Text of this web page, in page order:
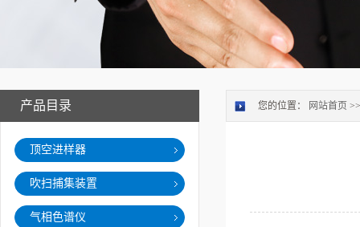
产品目录
顶空进样器
吹扫捕集装置
气相色谱仪
您的位置： 网站首页